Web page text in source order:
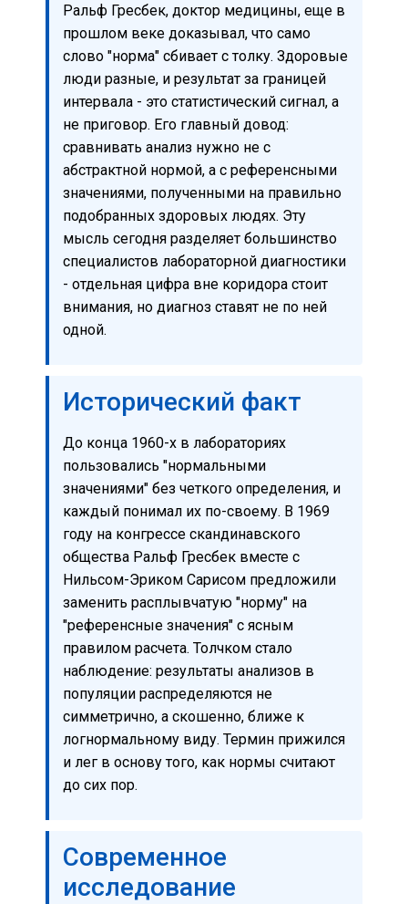
Ральф Гресбек, доктор медицины, еще в
прошлом веке доказывал, что само
слово "норма" сбивает с толку. Здоровые
люди разные, и результат за границей
интервала - это статистический сигнал, а
не приговор. Его главный довод:
сравнивать анализ нужно не с
абстрактной нормой, а с референсными
значениями, полученными на правильно
подобранных здоровых людях. Эту
мысль сегодня разделяет большинство
специалистов лабораторной диагностики
- отдельная цифра вне коридора стоит
внимания, но диагноз ставят не по ней
одной.
Исторический факт
До конца 1960-х в лабораториях
пользовались "нормальными
значениями" без четкого определения, и
каждый понимал их по-своему. В 1969
году на конгрессе скандинавского
общества Ральф Гресбек вместе с
Нильсом-Эриком Сарисом предложили
заменить расплывчатую "норму" на
"референсные значения" с ясным
правилом расчета. Толчком стало
наблюдение: результаты анализов в
популяции распределяются не
симметрично, а скошенно, ближе к
логнормальному виду. Термин прижился
и лег в основу того, как нормы считают
до сих пор.
Современное
исследование